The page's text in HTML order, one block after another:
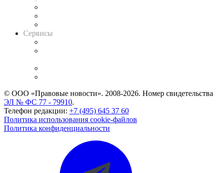
Сервисы
© ООО «Правовые новости». 2008-2026. Номер свидетельства
ЭЛ № ФС 77 - 79910.
Телефон редакции: +7 (495) 645 37 60
Политика использования cookie-файлов
Политика конфиденциальности